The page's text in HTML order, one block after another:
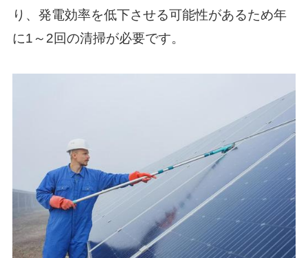
り、発電効率を低下させる可能性があるため年
に1～2回の清掃が必要です。